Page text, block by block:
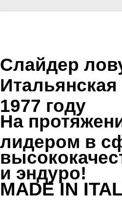
Слайдер
1977 году
На
лидером в
и эндуро!
MADE IN